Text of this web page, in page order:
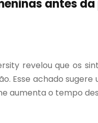
antes
revelou que os
Esse achado
aumenta o tempo